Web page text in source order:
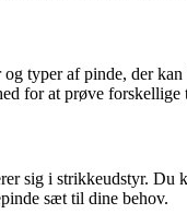
typer af pinde, der
for at prøve
sig i strikkeudstyr.
sæt til dine behov.